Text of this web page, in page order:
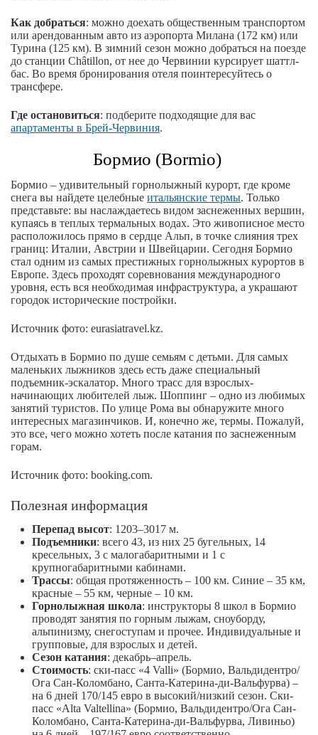
Как добраться: можно доехать общественным транспортом
или арендованным авто из аэропорта Милана (172 км) или
Турина (125 км). В зимний сезон можно добраться на поезде
до станции Châtillon, от нее до Червинии курсирует шаттл-
бас. Во время бронирования отеля поинтересуйтесь о
трансфере.
Где остановиться: подберите подходящие для вас
апартаменты в Брей-Червиния.
Бормио (Bormio)
Бормио – удивительный горнолыжный курорт, где кроме
снега вы найдете целебные итальянские термы. Только
представьте: вы наслаждаетесь видом заснеженных вершин,
купаясь в теплых термальных водах. Это живописное место
расположилось прямо в сердце Альп, в точке слияния трех
границ: Италии, Австрии и Швейцарии. Сегодня Бормио
стал одним из самых престижных горнолыжных курортов в
Европе. Здесь проходят соревнования международного
уровня, есть вся необходимая инфраструктура, а украшают
городок исторические постройки.
Источник фото: eurasiatravel.kz.
Отдыхать в Бормио по душе семьям с детьми. Для самых
маленьких лыжников здесь есть даже специальный
подъемник-эскалатор. Много трасс для взрослых-
начинающих любителей лыж. Шоппинг – одно из любимых
занятий туристов. По улице Рома вы обнаружите много
интересных магазинчиков. И, конечно же, термы. Пожалуй,
это все, чего можно хотеть после катания по заснеженным
горам.
Источник фото: booking.com.
Полезная информация
Перепад высот: 1203–3017 м.
Подъемники: всего 43, из них 25 бугельных, 14
кресельных, 3 с малогабаритными и 1 с
крупногабаритными кабинами.
Трассы: общая протяженность – 100 км. Синие – 35 км,
красные – 55 км, черные – 10 км.
Горнолыжная школа: инструкторы 8 школ в Бормио
проводят занятия по горным лыжам, сноуборду,
альпинизму, снегоступам и прочее. Индивидуальные и
групповые, для взрослых и детей.
Сезон катания: декабрь–апрель.
Стоимость: ски-пасс «4 Valli» (Бормио, Вальдидентро/
Ога Сан-Коломбано, Санта-Катерина-ди-Вальфурва) –
на 6 дней 170/145 евро в высокий/низкий сезон. Ски-
пасс «Alta Valtellina» (Бормио, Вальдидентро/Ога Сан-
Коломбано, Санта-Катерина-ди-Вальфурва, Ливиньо)